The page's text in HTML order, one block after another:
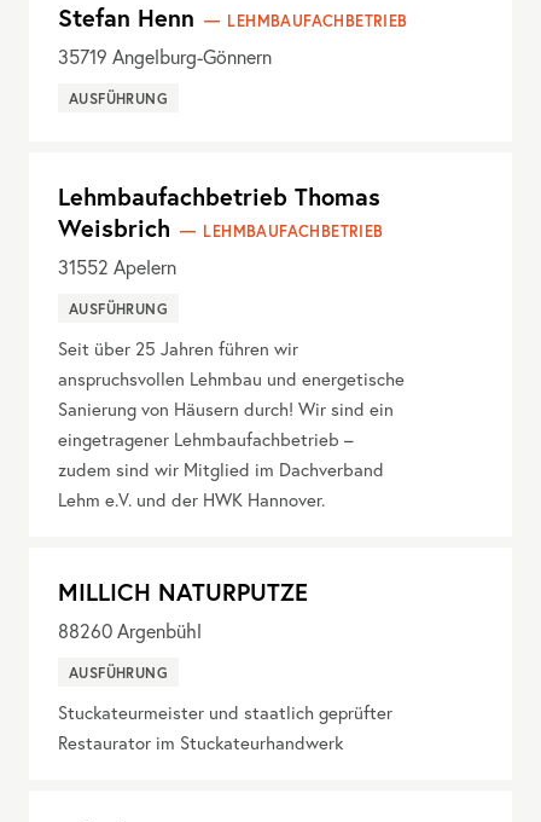
Stefan Henn LEHMBAUFACHBETRIEB
35719 Angelburg-Gönnern
AUSFÜHRUNG
Lehmbaufachbetrieb Thomas
Weisbrich
LEHMBAUFACHBETRIEB
31552 Apelern
AUSFÜHRUNG
Seit über 25 Jahren führen wir
anspruchsvollen Lehmbau und energetische
Sanierung von Häusern durch! Wir sind ein
eingetragener Lehmbaufachbetrieb –
zudem sind wir Mitglied im Dachverband
Lehm e.V. und der HWK Hannover.
MILLICH NATURPUTZE
88260Argenbühl
AUSFÜHRUNG
Stuckateurmeister und staatlich geprüfter
Restaurator im Stuckateurhandwerk